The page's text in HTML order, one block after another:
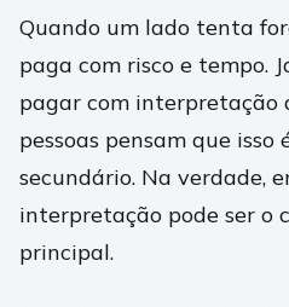
Quando um lado tenta
paga com risco e tempo.
pagar com interpretação
pessoas pensam que isso
secundário. Na verdade,
interpretação pode ser o
principal.